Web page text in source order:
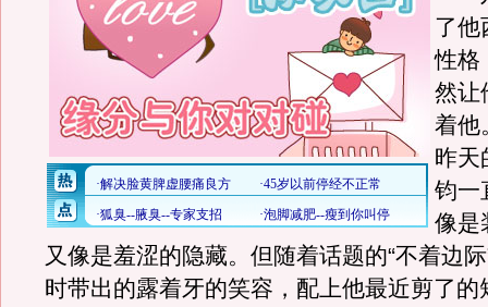
了他
性格
然让
着他
昨天
钧一
像是
又像是羞涩的隐藏。但随着话题的“不着边
时带出的露着牙的笑容，配上他最近剪了的